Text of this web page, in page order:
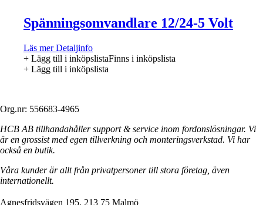
Spänningsomvandlare 12/24-5 Volt
Läs merDetaljinfo
+ Lägg till i inköpslistaFinns i inköpslista
+ Lägg till i inköpslista
Org.nr: 556683-4965
HCB AB tillhandahåller support & service inom fordonslösningar. Vi
är en grossist med egen tillverkning och monteringsverkstad. Vi har
också en butik.
Våra kunder är allt från privatpersoner till stora företag, även
internationellt.
Agnesfridsvägen 195, 213 75 Malmö